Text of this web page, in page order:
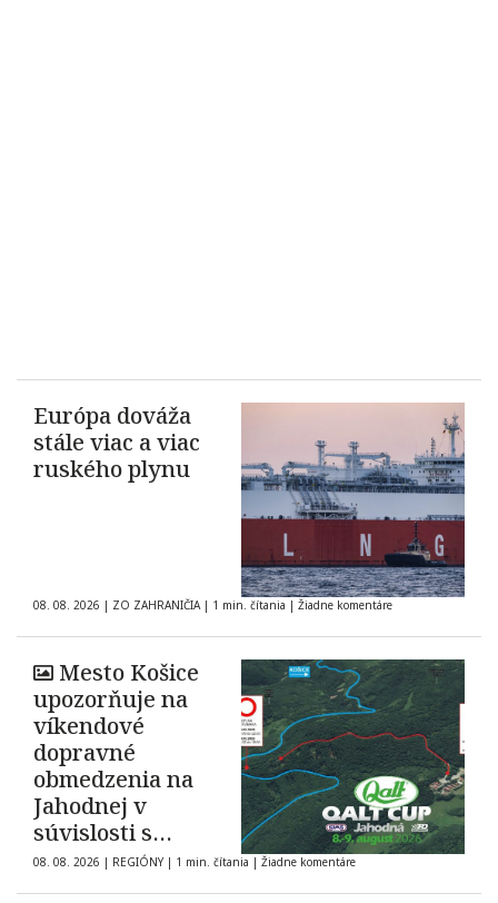
Európa dováža
stále viac a viac
ruského plynu
08. 08. 2026 | ZO ZAHRANIČIA | 1 min. čítania | Žiadne komentáre
Mesto Košice
upozorňuje na
víkendové
dopravné
obmedzenia na
Jahodnej v
súvislosti s
automobilovými
pretekmi
08. 08. 2026 | REGIÓNY | 1 min. čítania | Žiadne komentáre